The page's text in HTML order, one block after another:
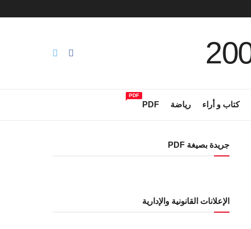
كتاب و أراء رياضة PDF
PDF
جريدة بصيغة PDF
الإعلانات القانونية والإدارية